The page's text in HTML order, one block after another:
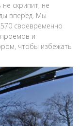
скрипит, не
вперед. Мы
своевременно
и
чтобы избежать